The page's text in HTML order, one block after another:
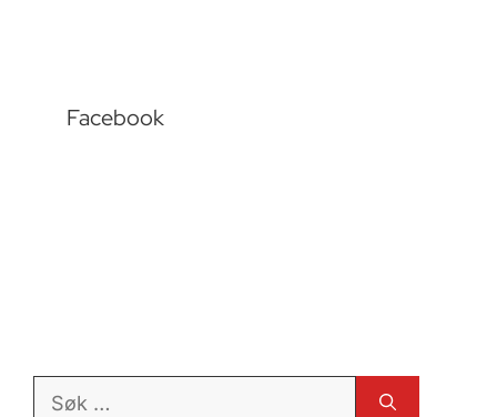
Facebook
Søk